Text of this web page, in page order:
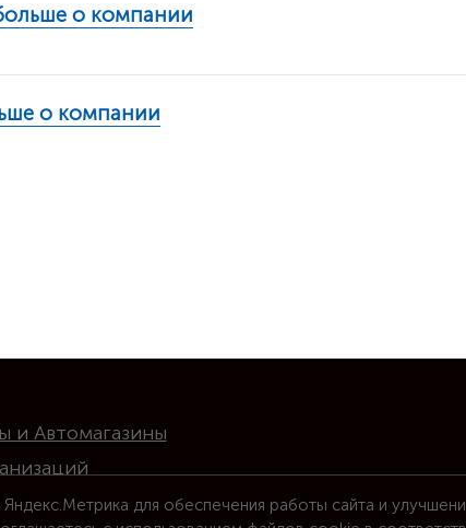
о компании
о компании
и Автомагазины
для обеспечения работы сайта и